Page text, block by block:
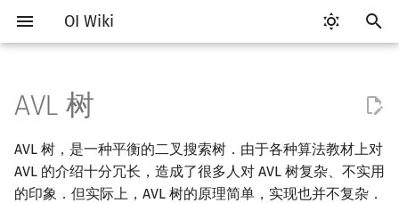
OI Wiki
开
始
Getting Started
关于本项目
比赛相关简介
赛事 ICPC/CCPC 赛事与赛制
交互题
分段打表
工具软件简介
代码编辑工具 Emacs
Arbiter
通用
语言基础简介
C++ 基础 C++ 语法基础
STL 容器
命名空间
算法基础简介
复杂度 均摊复杂度
选择排序
搜索部分简介
DFS（搜索）
动态规划部分简介
动态规划基础 单调队列/单调栈优化
字符串部分简介
字符串基础 最优原地后缀排序算法
数学部分简介
布尔代数 进位制
模算术简介
代数基本定理
抽屉原理
向量
单纯形法
群论
条件概率与独立性
公平组合游戏
数值积分
并查集
并查集复杂度
堆简介
二叉堆
分块思想
块状数组
线段树基础
线段树合并 & 分裂
性质
过程
可持久化数据结构简介
可持久化线段树
线段树套线段树
平衡树套线段树
Link Cut Tree
全局平衡二叉树
图论部分简介
图论相关概念 树的直径
差分约束
最小树形图
双连通分量
最大流
二分图最大匹配
计算几何部分简介
二维计算几何基础
杂项简介
离散化 CDQ 分治
随机化技巧
RMQ
并查集应用
AVL 树
AVL 树，是一种平衡的二叉搜索树．由于各种算法教材上对
AVL 的介绍十分冗长，造成了很多人对 AVL 树复杂、不实用
的印象．但实际上，AVL 树的原理简单，实现也并不复杂．